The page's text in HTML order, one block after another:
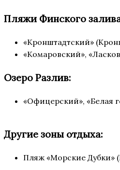
Пляжи Финского
«Кронштадтский»
«Комаровский»,
Озеро Разлив:
«Офицерский», «Белая
Другие зоны отдыха:
Пляж «Морские Дубки»